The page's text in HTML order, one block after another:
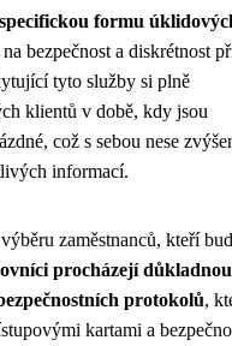
formu
bezpečnost a diskrétnost
tyto služby si plně
klientů v době, kdy jsou
což s sebou nese
informací.
zaměstnanců, kteří
procházejí důkladnou
protokolů,
kartami a